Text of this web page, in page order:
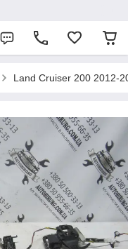
Land Cruiser 200 2012-